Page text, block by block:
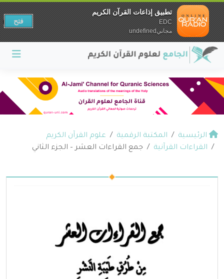
الرئيسية المكتبة الرقمية
علوم القرآن الكريم
القراءات القرآنية
جمع القراءات العشر – الجزء الثاني
تطبيق إذاعات القرآن الكريم
EDC
مجانيundefined
فتح